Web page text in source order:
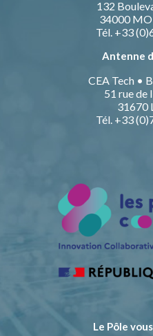
132
34000
Tél. +33
Antenne
CEA Tech •
51 rue de
31670
Tél. +33
Le Pôle